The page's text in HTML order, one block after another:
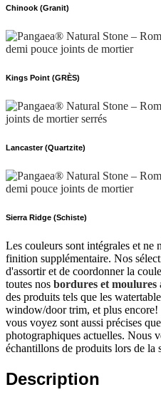
Chinook (Granit)
Kings Point (GRÈS)
Lancaster (Quartzite)
Sierra Ridge (Schiste)
Les couleurs sont intégrales et ne
finition supplémentaire. Nos
d'assortir et de coordonner la
toutes nos bordures et moulures
des produits tels que les
window/door trim, et plus encore!
vous voyez sont aussi précises
photographiques actuelles. Nous
échantillons de produits lors de la
Description